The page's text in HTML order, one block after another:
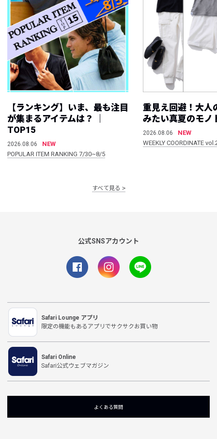
【ランキング】いま、最も注目
が集まるアイテムは？ ｜
TOP15
2026.08.06
NEW
POPULAR ITEM RANKING 7/30~8/5
重見え回避！大人
みたい真夏のモノ
2026.08.06
NEW
WEEKLY COORDINATE
すべて見る
公式SNSアカウント
Safari Lounge アプリ
限定の機能もあるアプリでサクサクお買い物
Safari Online
Safari公式ウェブマガジン
よくある質問